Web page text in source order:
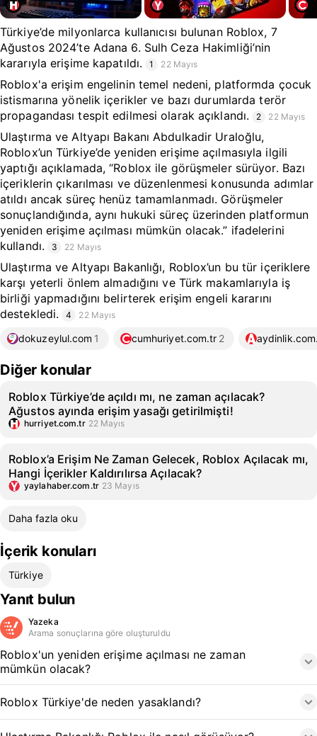
Türkiye’de milyonlarca kullanıcısı bulunan Roblox, 7
Ağustos 2024’te Adana 6. Sulh Ceza Hakimliği’nin
kararıyla erişime kapatıldı.
1 22 Mayıs
Roblox'a erişim engelinin temel nedeni, platformda çocuk
istismarına yönelik içerikler ve bazı durumlarda terör
propagandası tespit edilmesi olarak açıklandı.
2 22 Mayıs
Ulaştırma ve Altyapı Bakanı Abdulkadir Uraloğlu,
Roblox’un Türkiye’de yeniden erişime açılmasıyla ilgili
yaptığı açıklamada, “Roblox ile görüşmeler sürüyor. Bazı
içeriklerin çıkarılması ve düzenlenmesi konusunda adımlar
atıldı ancak süreç henüz tamamlanmadı. Görüşmeler
sonuçlandığında, aynı hukuki süreç üzerinden platformun
yeniden erişime açılması mümkün olacak.” ifadelerini
kullandı.
3 22 Mayıs
Ulaştırma ve Altyapı Bakanlığı, Roblox’un bu tür içeriklere
karşı yeterli önlem almadığını ve Türk makamlarıyla iş
birliği yapmadığını belirterek erişim engeli kararını
destekledi.
4 22 Mayıs
dokuzeylul.com 1 cumhuriyet.com.tr 2
Diğer konular
Roblox Türkiye’de açıldı mı, ne zaman açılacak?
Ağustos ayında erişim yasağı getirilmişti!
hurriyet.com.tr 22 Mayıs
Roblox’a Erişim Ne Zaman Gelecek, Roblox Açılacak mı,
Hangi İçerikler Kaldırılırsa Açılacak?
yaylahaber.com.tr 23 Mayıs
Daha fazla oku
İçerik konuları
Türkiye
Yanıt bulun
Yazeka
Arama sonuçlarına göre oluşturuldu
Roblox'un yeniden erişime açılması ne zaman
mümkün olacak?
Roblox Türkiye'de neden yasaklandı?